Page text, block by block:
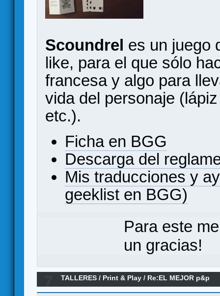
Scoundrel es un juego
like, para el que sólo
francesa y algo para
vida del personaje
etc.).
Ficha en BGG
Descarga del
Mis traducciones y
geeklist en BGG)
Para este
un gracias!
TALLERES / Print & Play / Re:EL MEJOR p&p